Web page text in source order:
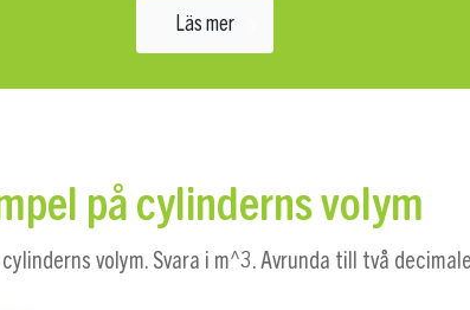
Läs mer
på cylinderns volym
volym. Svara i m^3. Avrunda till två